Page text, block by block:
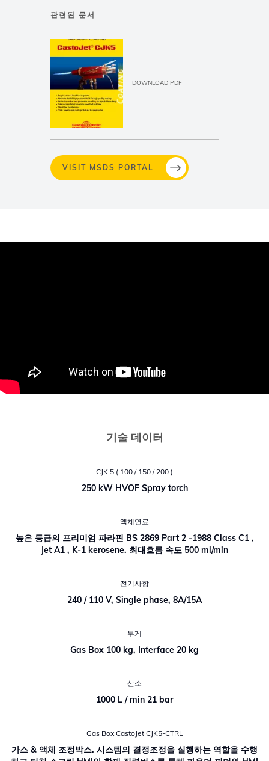
관련된 문서
DOWNLOAD PDF
VISIT MSDS PORTAL
기술 데이터
CJK 5 ( 100 / 150 / 200 )
250 kW HVOF Spray torch
액체연료
높은 등급의 프리미엄 파라핀 BS 2869 Part 2 -1988 Class C1 ,
Jet A1 , K-1 kerosene. 최대흐름 속도 500 ml/min
전기사항
240 / 110 V, Single phase, 8A/15A
무게
Gas Box 100 kg, Interface 20 kg
산소
1000 L / min 21 bar
Gas Box CastoJet CJK5-CTRL
가스 & 액체 조정박스. 시스템의 결정조정을 실행하는 역할을 수행